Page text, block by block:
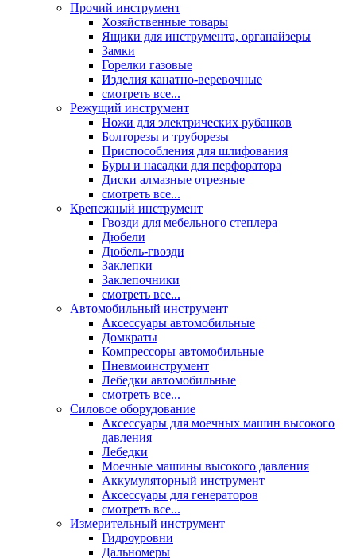
Прочий инструмент
Хозяйственные товары
Ящики для инструмента, органайзеры
Замки
Горелки газовые
Изделия канатно-веревочные
смотреть все...
Режущий инструмент
Ножи для электрических рубанков
Болторезы и труборезы
Приспособления для шлифования
Буры и насадки для перфоратора
Диски алмазные отрезные
смотреть все...
Крепежный инструмент
Гвозди для мебельного степлера
Дюбели
Дюбель-гвозди
Заклепки
Заклепочники
смотреть все...
Автомобильный инструмент
Аксессуары автомобильные
Домкраты
Компрессоры автомобильные
Пневмоинструмент
Лебедки автомобильные
смотреть все...
Силовое оборудование
Аксессуары для моечных машин высокого
давления
Лебедки
Моечные машины высокого давления
Аккумуляторный инструмент
Аксессуары для генераторов
смотреть все...
Измерительный инструмент
Гидроуровни
Дальномеры